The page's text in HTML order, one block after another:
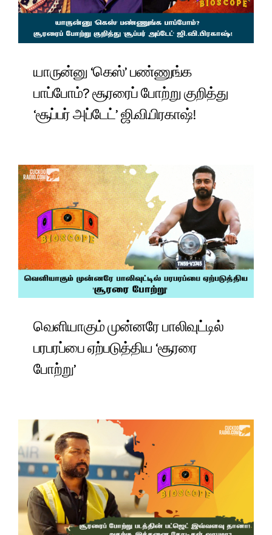
யாருன்னு ‘கெஸ்’ பண்ணுங்க
பாப்போம்? சூரரைப் போற்று குறித்து
‘சூப்பர் அப்டேட்’ ஜி.வி.பிரகாஷ்!
வெளியாகும் முன்னரே பாலிவுட்டில்
பரபரப்பை ஏற்படுத்திய ‘சூரரை
போற்று’